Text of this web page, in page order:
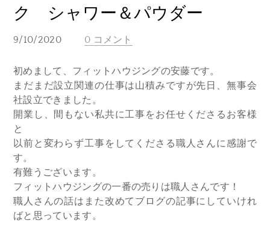
ク シャワー＆パウダー
9/10/2020 0 コメント
初めまして、フィットハウジングの安藤です。
まだまだ設立関連の仕事は山積みですが先日、無事会
社設立できました。
開業し、間もない私共に工事をお任せくださるお客様
と
以前と変わらず工事をしてくださる職人さんに感謝で
す。
有難うございます。
フィットハウジングの一番の売りは職人さんです！
職人さんの話はまた改めてブログの記事にしていけれ
ばと思っています。